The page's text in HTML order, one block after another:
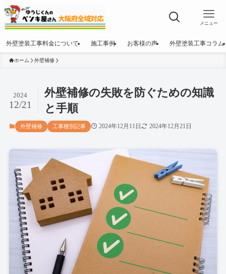
メニュー
外壁塗装工事料金について 施工事例 お客様の声 外壁塗装工事コラム
ホーム 外壁補修
外壁補修の失敗を防ぐための知識
と手順
2024
12/21
外壁補修 工事種別記事 2024年12月11日 2024年12月21日